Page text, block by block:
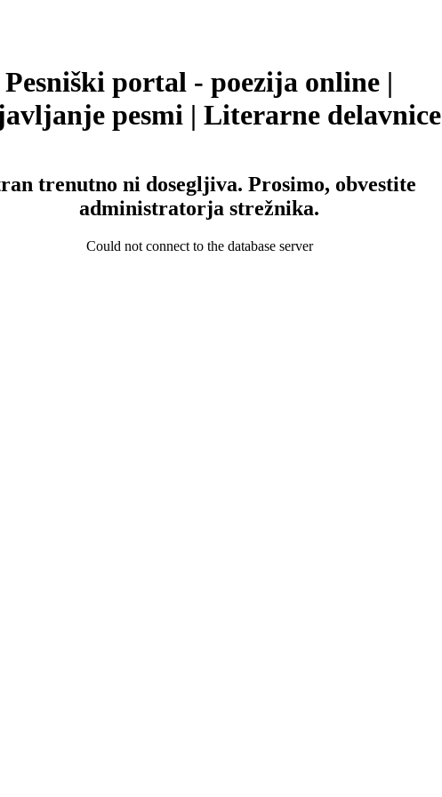
Pesniški portal - poezija online |
pesmi | Literarne delavnice
trenutno ni dosegljiva. Prosimo, obvestite
administratorja strežnika.
Could not connect to the database server